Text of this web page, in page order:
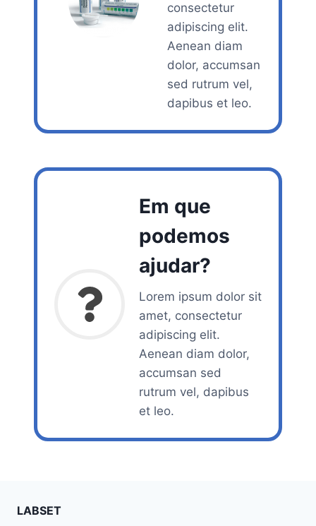
consectetur
adipiscing elit.
Aenean diam
dolor, accumsan
sed rutrum vel,
dapibus et leo.
Em que
podemos
ajudar?
Lorem ipsum dolor sit
amet, consectetur
adipiscing elit.
Aenean diam dolor,
accumsan sed
rutrum vel, dapibus
et leo.
LABSET